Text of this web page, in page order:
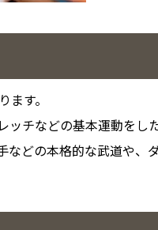
す。
チなどの基本運動を
どの本格的な武道や